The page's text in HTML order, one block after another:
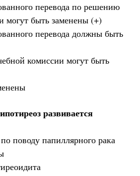
перевода по решению
могут быть заменены (+)
перевода должны быть
комиссии могут быть
развивается
поводу папиллярного рака